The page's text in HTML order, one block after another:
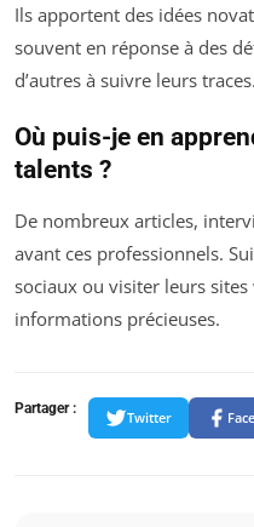
Ils apportent des idées
souvent en réponse à des
d’autres à suivre leurs traces.
Où puis-je en
talents ?
De nombreux articles,
avant ces professionnels.
sociaux ou visiter leurs
informations précieuses.
Partager :
Twitter